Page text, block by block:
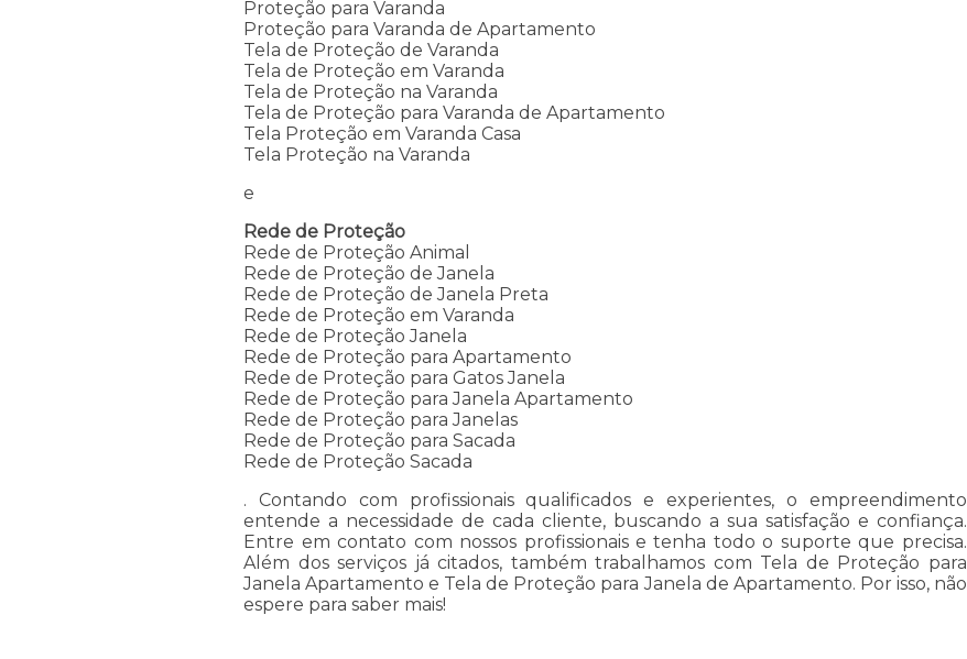
Proteção para Varanda
Proteção para Varanda de Apartamento
Tela de Proteção de Varanda
Tela de Proteção em Varanda
Tela de Proteção na Varanda
Tela de Proteção para Varanda de Apartamento
Tela Proteção em Varanda Casa
Tela Proteção na Varanda
e
Rede de Proteção
Rede de Proteção Animal
Rede de Proteção de Janela
Rede de Proteção de Janela Preta
Rede de Proteção em Varanda
Rede de Proteção Janela
Rede de Proteção para Apartamento
Rede de Proteção para Gatos Janela
Rede de Proteção para Janela Apartamento
Rede de Proteção para Janelas
Rede de Proteção para Sacada
Rede de Proteção Sacada
. Contando com profissionais qualificados e experientes, o empreendimento
entende a necessidade de cada cliente, buscando a sua satisfação e confiança.
Entre em contato com nossos profissionais e tenha todo o suporte que precisa.
Além dos serviços já citados, também trabalhamos com Tela de Proteção para
Janela Apartamento e Tela de Proteção para Janela de Apartamento. Por isso, não
espere para saber mais!